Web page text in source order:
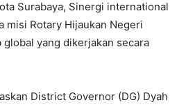
Surabaya, Sinergi international
misi Rotary Hijaukan Negeri
global yang dikerjakan secara
District Governor (DG) Dyah